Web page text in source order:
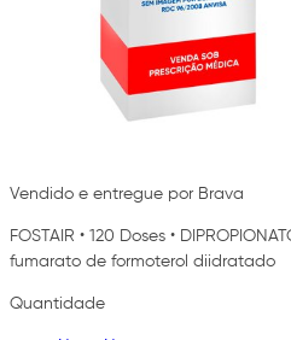
Vendido e entregue por Brava
FOSTAIR • 120 Doses •
fumarato de formoterol diidratado
Quantidade